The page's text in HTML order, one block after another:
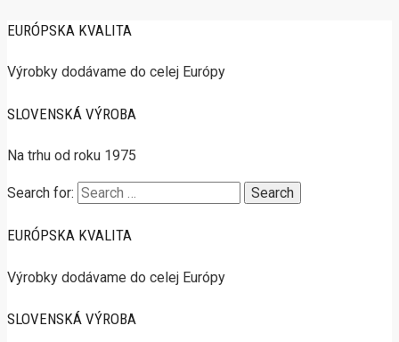
EURÓPSKA KVALITA
Výrobky dodávame do celej Európy
SLOVENSKÁ VÝROBA
Na trhu od roku 1975
Search for:
EURÓPSKA KVALITA
Výrobky dodávame do celej Európy
SLOVENSKÁ VÝROBA